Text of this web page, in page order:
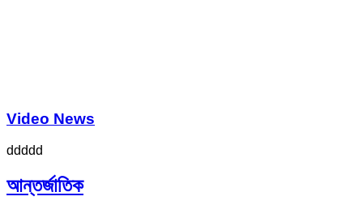
Video News
ddddd
আন্তর্জাতিক